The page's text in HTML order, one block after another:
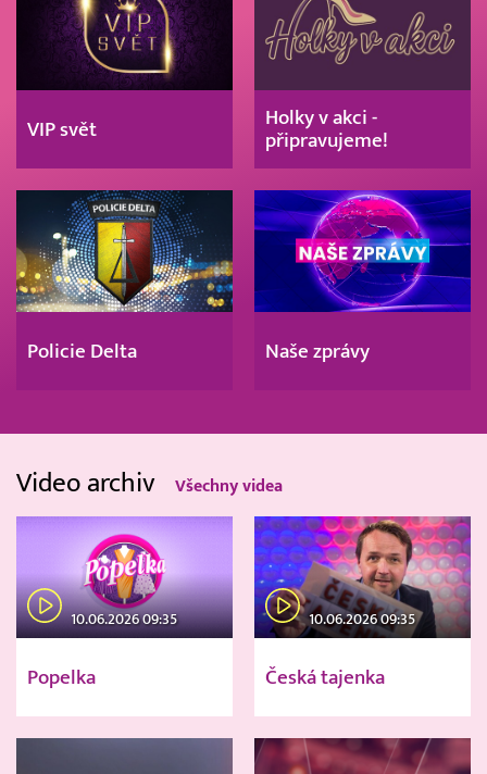
VIP svět
Holky v akci -
připravujeme!
Policie Delta Naše zprávy
Video archiv Všechny videa
10.06.2026 09:35
Popelka
10.06.2026 09:35
Česká tajenka